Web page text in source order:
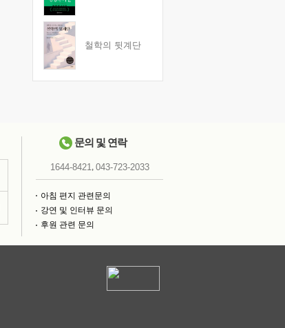
철학의 뒷계단
문의 및 연락
1644-8421, 043-723-2033
아침 편지 관련문의
강연 및 인터뷰 문의
후원 관련 문의